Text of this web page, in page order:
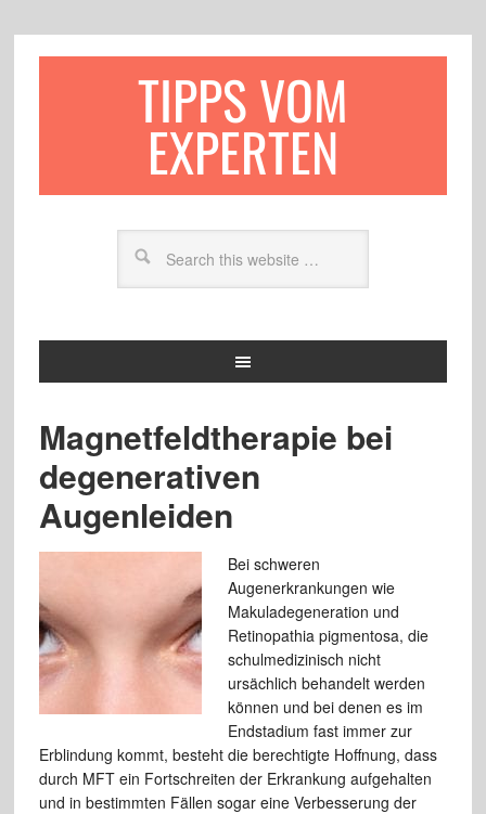
TIPPS VOM
EXPERTEN
Magnetfeldtherapie bei
degenerativen
Augenleiden
Bei schweren
Augenerkrankungen wie
Makuladegeneration und
Retinopathia pigmentosa, die
schulmedizinisch nicht
ursächlich behandelt werden
können und bei denen es im
Endstadium fast immer zur
Erblindung kommt, besteht die berechtigte Hoffnung, dass
durch MFT ein Fortschreiten der Erkrankung aufgehalten
und in bestimmten Fällen sogar eine Verbesserung der